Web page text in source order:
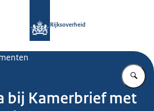
Rijksoverheid
bij Kamerbrief met